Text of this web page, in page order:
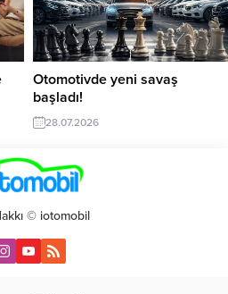
Otomotivde yeni savaş
başladı!
28.07.2026
© iotomobil